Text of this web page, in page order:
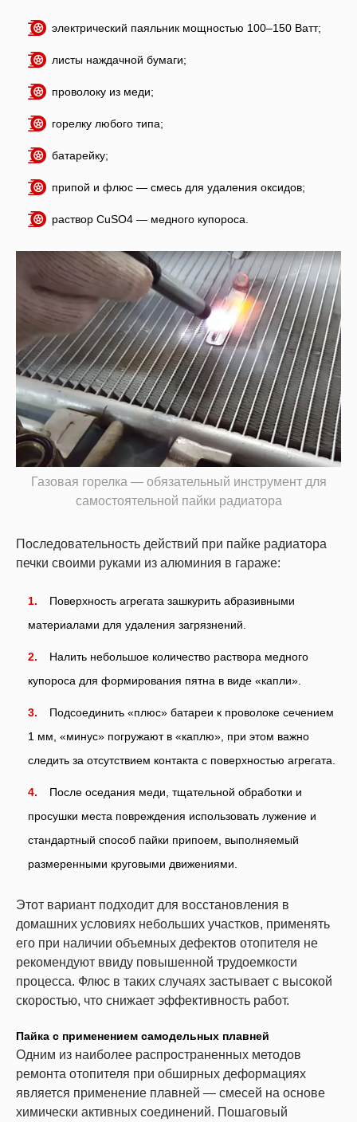
электрический паяльник мощностью 100–150 Ватт;
листы наждачной бумаги;
проволоку из меди;
горелку любого типа;
батарейку;
припой и флюс — смесь для удаления оксидов;
раствор CuSO4 — медного купороса.
Газовая горелка — обязательный инструмент для
самостоятельной пайки радиатора
Последовательность действий при пайке радиатора
печки своими руками из алюминия в гараже:
Поверхность агрегата зашкурить абразивными
материалами для удаления загрязнений.
Налить небольшое количество раствора медного
купороса для формирования пятна в виде «капли».
Подсоединить «плюс» батареи к проволоке сечением
1 мм, «минус» погружают в «каплю», при этом важно
следить за отсутствием контакта с поверхностью агрегата.
После оседания меди, тщательной обработки и
просушки места повреждения использовать лужение и
стандартный способ пайки припоем, выполняемый
размеренными круговыми движениями.
Этот вариант подходит для восстановления в
домашних условиях небольших участков, применять
его при наличии объемных дефектов отопителя не
рекомендуют ввиду повышенной трудоемкости
процесса. Флюс в таких случаях застывает с высокой
скоростью, что снижает эффективность работ.
Пайка с применением самодельных плавней
Одним из наиболее распространенных методов
ремонта отопителя при обширных деформациях
является применение плавней — смесей на основе
химически активных соединений. Пошаговый